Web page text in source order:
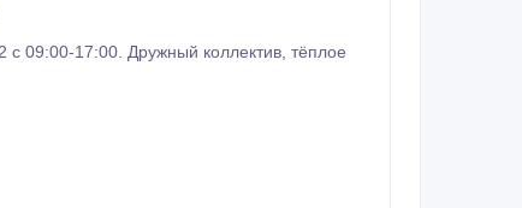
17:00. Дружный коллектив, тёплое